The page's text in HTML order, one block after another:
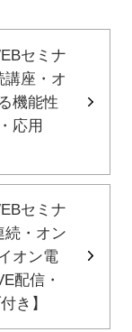
セミナ
座・オ
機能性
応用
セミナ
・オン
オン電
配信・
き】